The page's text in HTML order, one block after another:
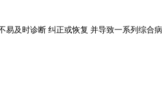
及时诊断 纠正或恢复 并导致一系列综合